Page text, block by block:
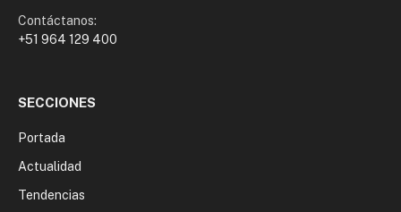
Contáctanos:
+51 964 129 400
SECCIONES
Portada
Actualidad
Tendencias